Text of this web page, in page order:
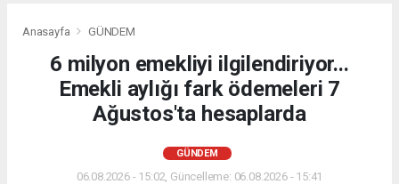
Anasayfa GÜNDEM
6 milyon emekliyi ilgilendiriyor...
Emekli aylığı fark ödemeleri 7
Ağustos'ta hesaplarda
GÜNDEM
06.08.2026 - 15:02, Güncelleme: 06.08.2026 - 15:41